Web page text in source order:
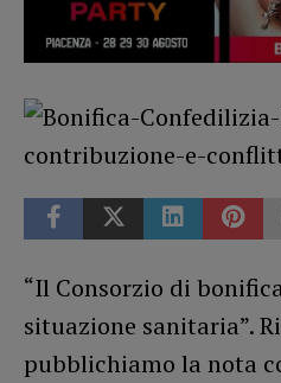
“Il Consorzio di
situazione sanitaria”.
pubblichiamo la nota